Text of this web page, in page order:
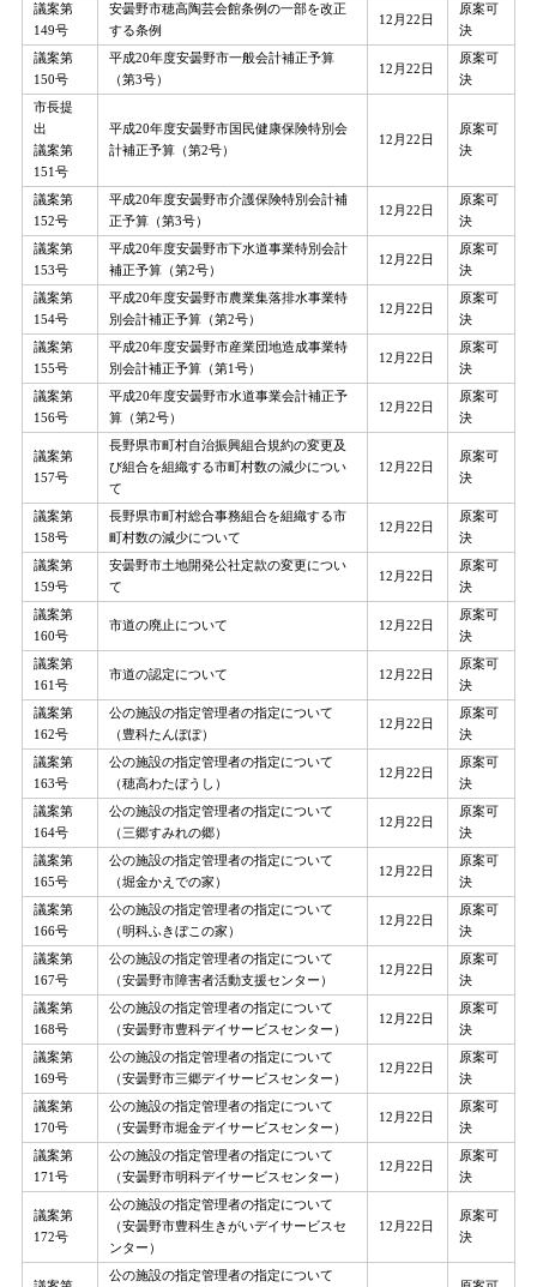
議案第
149号
安曇野市穂高陶芸会館条例の一部を改正
する条例
12月22日
原案可
決
議案第
150号
平成20年度安曇野市一般会計補正予算
（第3号）
12月22日
原案可
決
市長提
出
議案第
151号
平成20年度安曇野市国民健康保険特別会
計補正予算（第2号）
12月22日
原案可
決
議案第
152号
平成20年度安曇野市介護保険特別会計補
正予算（第3号）
12月22日
原案可
決
議案第
153号
平成20年度安曇野市下水道事業特別会計
補正予算（第2号）
12月22日
原案可
決
議案第
154号
平成20年度安曇野市農業集落排水事業特
別会計補正予算（第2号）
12月22日
原案可
決
議案第
155号
平成20年度安曇野市産業団地造成事業特
別会計補正予算（第1号）
12月22日
原案可
決
議案第
156号
平成20年度安曇野市水道事業会計補正予
算（第2号）
12月22日
原案可
決
議案第
157号
長野県市町村自治振興組合規約の変更及
び組合を組織する市町村数の減少につい
て
12月22日
原案可
決
議案第
158号
長野県市町村総合事務組合を組織する市
町村数の減少について
12月22日
原案可
決
議案第
159号
安曇野市土地開発公社定款の変更につい
て
12月22日
原案可
決
議案第
160号
市道の廃止について 12月22日
原案可
決
議案第
161号
市道の認定について 12月22日
原案可
決
議案第
162号
公の施設の指定管理者の指定について
（豊科たんぽぽ）
12月22日
原案可
決
議案第
163号
公の施設の指定管理者の指定について
（穂高わたぼうし）
12月22日
原案可
決
議案第
164号
公の施設の指定管理者の指定について
（三郷すみれの郷）
12月22日
原案可
決
議案第
165号
公の施設の指定管理者の指定について
（堀金かえでの家）
12月22日
原案可
決
議案第
166号
公の施設の指定管理者の指定について
（明科ふきぼこの家）
12月22日
原案可
決
議案第
167号
公の施設の指定管理者の指定について
（安曇野市障害者活動支援センター）
12月22日
原案可
決
議案第
168号
公の施設の指定管理者の指定について
（安曇野市豊科デイサービスセンター）
12月22日
原案可
決
議案第
169号
公の施設の指定管理者の指定について
（安曇野市三郷デイサービスセンター）
12月22日
原案可
決
議案第
170号
公の施設の指定管理者の指定について
（安曇野市堀金デイサービスセンター）
12月22日
原案可
決
議案第
171号
公の施設の指定管理者の指定について
（安曇野市明科デイサービスセンター）
12月22日
原案可
決
議案第
172号
公の施設の指定管理者の指定について
（安曇野市豊科生きがいデイサービスセ
ンター）
12月22日
原案可
決
公の施設の指定管理者の指定について